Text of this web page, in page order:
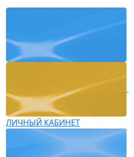
ЛИЧНЫЙ КАБИНЕТ